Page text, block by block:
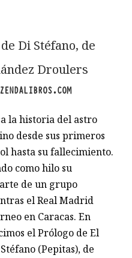
Di Stéfano, de
Droulers
ZENDALIBROS.COM
la historia del astro
desde sus primeros
hasta su fallecimiento.
como hilo su
de un grupo
el Real Madrid
en Caracas. En
el Prólogo de El
(Pepitas), de